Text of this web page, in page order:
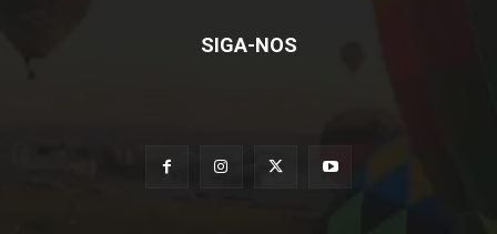
SIGA-NOS